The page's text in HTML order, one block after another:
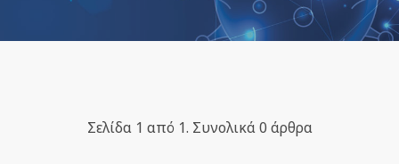
Σελίδα 1 από 1. Συνολικά 0 άρθρα